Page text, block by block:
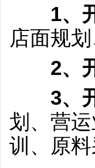
1、
店面规
2、
3、
划、营
训、原料